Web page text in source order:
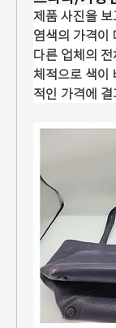
제품 사진을
염색의 가격이
다른 업체의
체적으로 색이
적인 가격에